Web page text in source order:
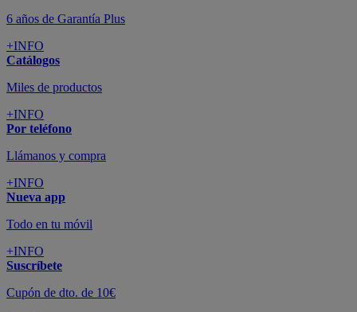
6 años de Garantía Plus
+INFO
Catálogos
Miles de productos
+INFO
Por teléfono
Llámanos y compra
+INFO
Nueva app
Todo en tu móvil
+INFO
Suscríbete
Cupón de dto. de 10€